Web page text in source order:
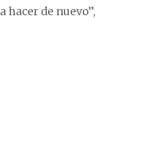
de nuevo”,